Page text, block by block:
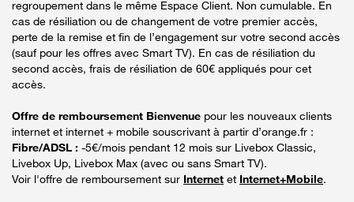
regroupement dans le même Espace Client. Non cumulable. En
cas de résiliation ou de changement de votre premier accès,
perte de la remise et fin de l’engagement sur votre second accès
(sauf pour les offres avec Smart TV). En cas de résiliation du
second accès, frais de résiliation de 60€ appliqués pour cet
accès.
Offre de remboursement Bienvenue pour les nouveaux clients
internet et internet + mobile souscrivant à partir d’orange.fr :
Fibre/ADSL : -5€/mois pendant 12 mois sur Livebox Classic,
Livebox Up, Livebox Max (avec ou sans Smart TV).
Voir l'offre de remboursement sur Internet et Internet+Mobile.